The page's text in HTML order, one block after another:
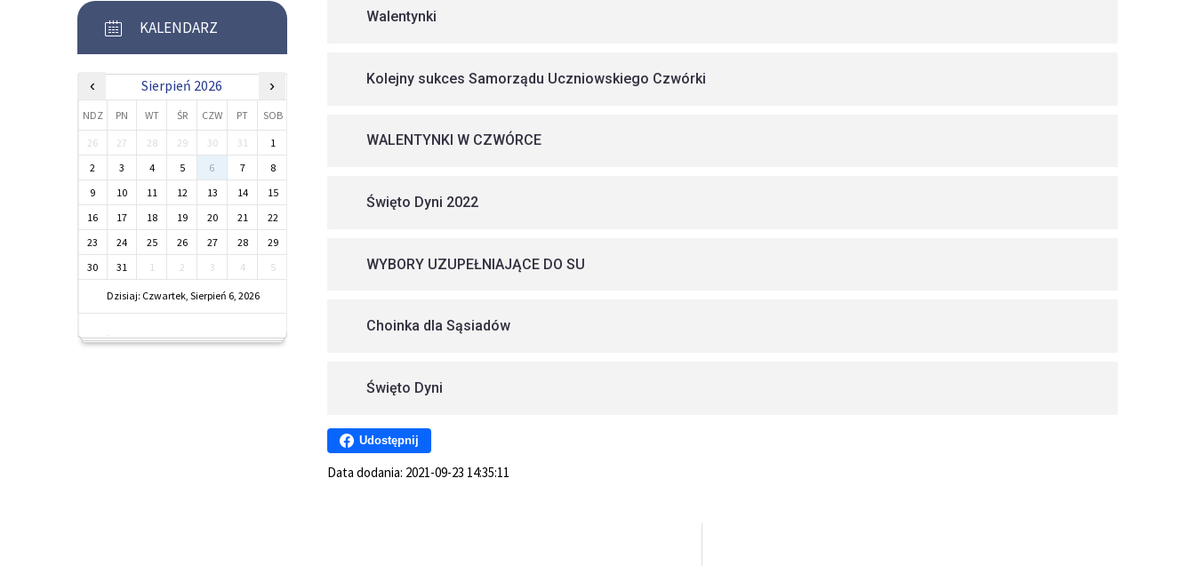
Walentynki
Kolejny sukces Samorządu Uczniowskiego Czwórki
WALENTYNKI W CZWÓRCE
Święto Dyni 2022
WYBORY UZUPEŁNIAJĄCE DO SU
Choinka dla Sąsiadów
Święto Dyni
Udostępnij
Data dodania: 2021-09-23 14:35:11
KALENDARZ
‹ Sierpień 2026 ›
NDZ PN WT ŚR CZW PT SOB
26 27 28 29 30 31
1
2
3 4 5 6 7
8
9
10 11 12 13 14
15
16
17 18 19 20 21
22
23
24 25 26 27 28
29
30
31 1 2 3 4 5
Dzisiaj: Czwartek, Sierpień 6, 2026